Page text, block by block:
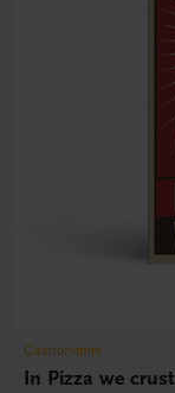
Gastronomie
In Pizza we crust